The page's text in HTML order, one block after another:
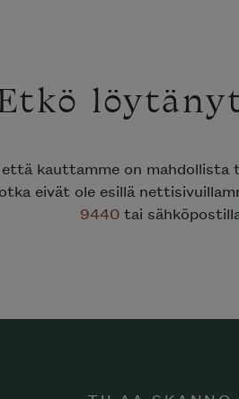
kauttamme on mahdollista
eivät ole esillä
9440tai sähköpostilla
TILAA